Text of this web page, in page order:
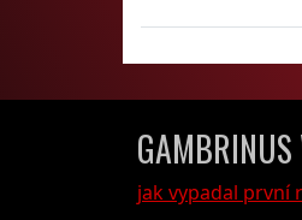
jak vypadal první